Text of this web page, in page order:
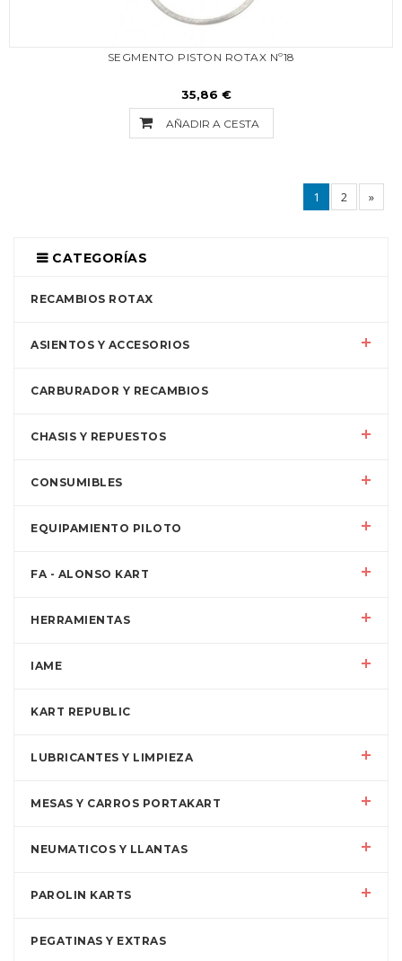
SEGMENTO PISTON ROTAX Nº18
35,86 €
AÑADIR A CESTA
1 2 »
CATEGORÍAS
RECAMBIOS ROTAX
ASIENTOS Y ACCESORIOS
CARBURADOR Y RECAMBIOS
CHASIS Y REPUESTOS
CONSUMIBLES
EQUIPAMIENTO PILOTO
FA - ALONSO KART
HERRAMIENTAS
IAME
KART REPUBLIC
LUBRICANTES Y LIMPIEZA
MESAS Y CARROS PORTAKART
NEUMATICOS Y LLANTAS
PAROLIN KARTS
PEGATINAS Y EXTRAS